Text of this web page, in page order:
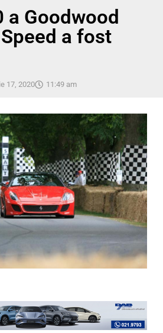
a Goodwood
a fost
17, 2020 11:49 am